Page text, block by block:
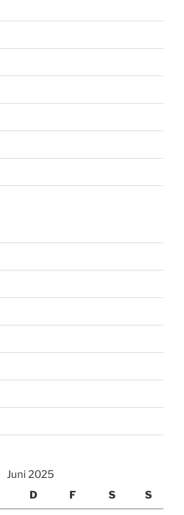
Juni 2025
D F S S